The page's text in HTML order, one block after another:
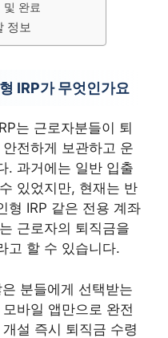
및 완료
정보
IRP가 무엇인가요
는 근로자분들이 퇴
전하게 보관하고 운
. 과거에는 일반 입출
있었지만, 현재는 반
형 IRP 같은 전용 계좌
근로자의 퇴직금을
고 할 수 있습니다.
분들에게 선택받는
바일 앱만으로 완전
설 즉시 퇴직금 수령